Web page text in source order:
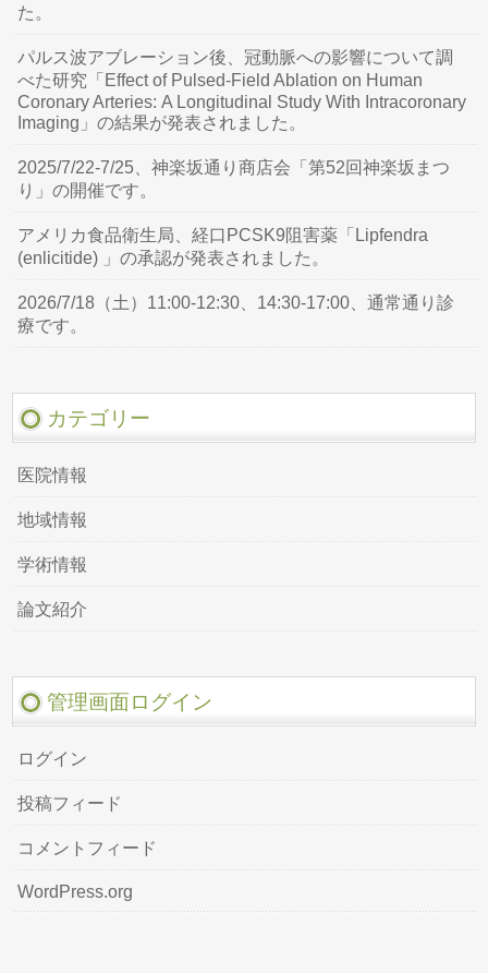
た。
パルス波アブレーション後、冠動脈への影響について調
べた研究「Effect of Pulsed-Field Ablation on Human
Coronary Arteries: A Longitudinal Study With Intracoronary
Imaging」の結果が発表されました。
2025/7/22-7/25、神楽坂通り商店会「第52回神楽坂まつ
り」の開催です。
アメリカ食品衛生局、経口PCSK9阻害薬「Lipfendra
(enlicitide) 」の承認が発表されました。
2026/7/18（土）11:00-12:30、14:30-17:00、通常通り診
療です。
カテゴリー
医院情報
地域情報
学術情報
論文紹介
管理画面ログイン
ログイン
投稿フィード
コメントフィード
WordPress.org